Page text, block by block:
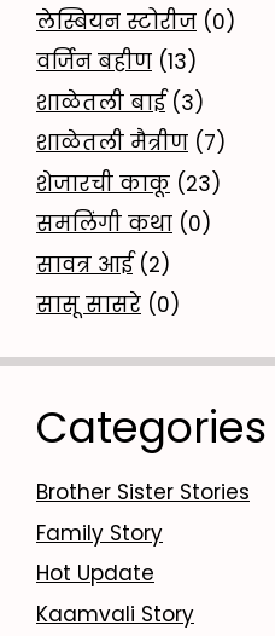
लेस्बियन स्टोरीज (0)
वर्जिन बहीण (13)
शाळेतली बाई(3)
शाळेतली मैत्रीण (7)
शेजारची काकू (23)
समलिंगी कथा (0)
सावत्र आई(2)
सासू सासरे (0)
Categories
Brother Sister Stories
Family Story
Hot Update
Kaamvali Story